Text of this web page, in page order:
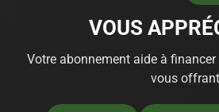
VOUS
Votre abonnement aide à
vous